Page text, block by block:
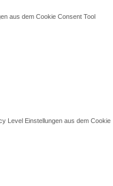
aus dem Cookie Consent Tool
Level Einstellungen aus dem Cookie